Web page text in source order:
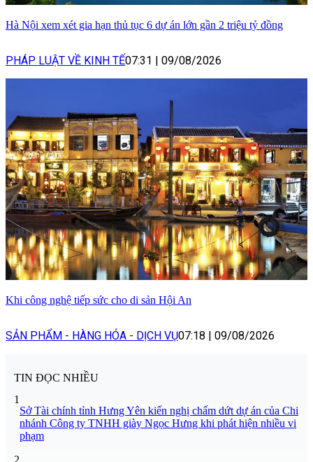
Hà Nội xem xét gia hạn thủ tục 6 dự án lớn gần 2 triệu tỷ đồng
PHÁP LUẬT VỀ KINH TẾ07:31 | 09/08/2026
Khi công nghệ tiếp sức cho di sản Hội An
SẢN PHẨM - HÀNG HÓA - DỊCH VỤ07:18 | 09/08/2026
TIN ĐỌC NHIỀU
1
Sở Tài chính tỉnh Hưng Yên kiến nghị chấm dứt dự án của Chi
nhánh Công ty TNHH giày Ngọc Hưng khi phát hiện nhiều vi
phạm